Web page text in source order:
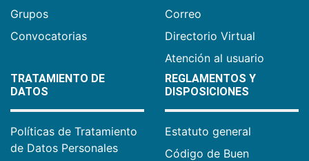
Grupos
Convocatorias
Correo
Directorio Virtual
Atención al usuario
TRATAMIENTO DE
DATOS
Políticas de Tratamiento
de Datos Personales
REGLAMENTOS Y
DISPOSICIONES
Estatuto general
Código de Buen